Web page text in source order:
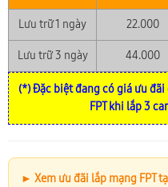
Lưu trữ 1 ngày 22.000
Lưu trữ 3 ngày 44.000
(*) Đặc biệt đang có giá ưu
FPT khi lắp 3
► Xem ưu đãi lắp mạng FPT